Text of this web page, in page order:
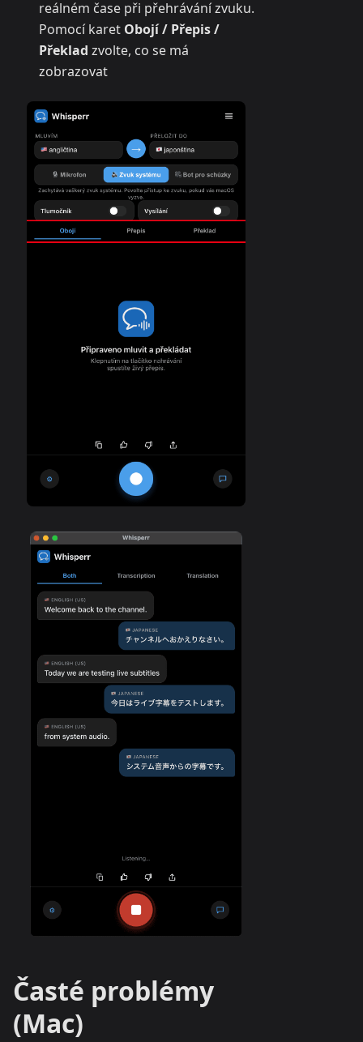
reálném čase při přehrávání zvuku.
Pomocí karet Obojí / Přepis /
Překlad zvolte, co se má
zobrazovat
Časté problémy
(Mac)